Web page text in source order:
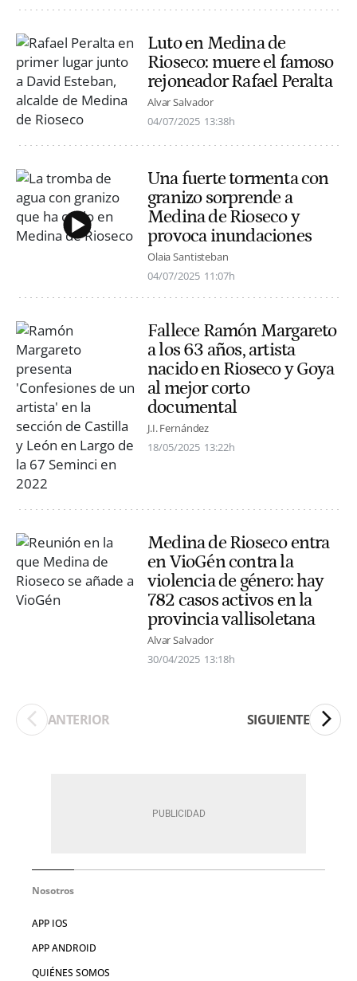
Luto en Medina de
Rioseco: muere el famoso
rejoneador Rafael Peralta
Alvar Salvador
04/07/2025 13:38h
Una fuerte tormenta con
granizo sorprende a
Medina de Rioseco y
provoca inundaciones
Olaia Santisteban
04/07/2025 11:07h
Fallece Ramón Margareto
a los 63 años, artista
nacido en Rioseco y Goya
al mejor corto
documental
J.I. Fernández
18/05/2025 13:22h
Medina de Rioseco entra
en VioGén contra la
violencia de género: hay
782 casos activos en la
provincia vallisoletana
Alvar Salvador
30/04/2025 13:18h
ANTERIOR SIGUIENTE
Nosotros
APP IOS
APP ANDROID
QUIÉNES SOMOS